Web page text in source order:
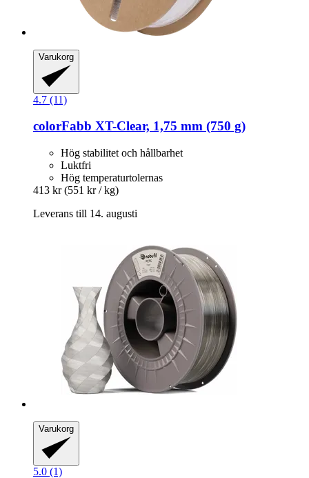
Varukorg
4.7 (11)
colorFabb XT-​Clear, 1,75 mm (750 g)
Hög stabilitet och hållbarhet
Luktfri
Hög temperaturtolernas
413 kr (551 kr / kg)
Leverans till 14. augusti
Varukorg
5.0 (1)